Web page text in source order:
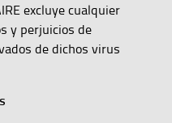
excluye cualquier
y perjuicios de
de dichos virus